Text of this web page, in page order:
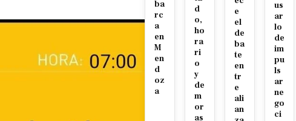
ba
rc
a
en
M
en
d
oz
a
d
o,
ho
ra
ri
o
y
de
m
or
as
e
el
de
ba
te
en
tr
e
ali
an
us
ar
lo
de
im
pu
ls
ar
ne
go
ci